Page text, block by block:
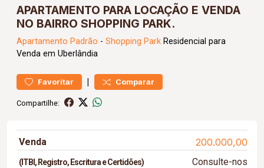
APARTAMENTO PARA LOCAÇÃO E VENDA
NO BAIRRO SHOPPING PARK.
Apartamento Padrão - Shopping Park Residencial para
Venda em Uberlândia
Favoritar | Comparar
Compartilhe:
Venda 200.000,00
(ITBI, Registro, Escritura e Certidões) Consulte-nos